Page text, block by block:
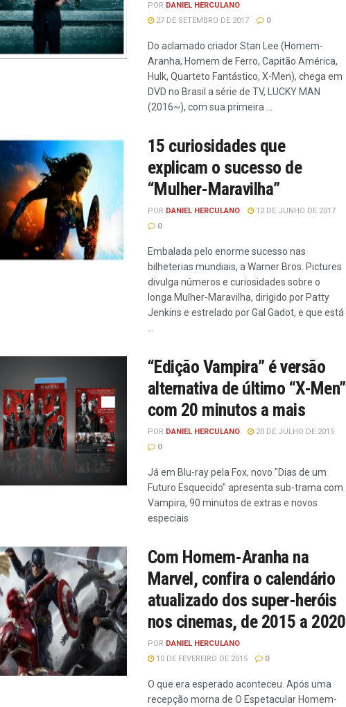
POR DANIEL HERCULANO
27 DE SETEMBRO DE 2017
0
Do aclamado criador Stan Lee (Homem-
Aranha, Homem de Ferro, Capitão América,
Hulk, Quarteto Fantástico, X-Men), chega em
DVD no Brasil a série de TV, LUCKY MAN
(2016~), com sua primeira ...
15 curiosidades que
explicam o sucesso de
“Mulher-Maravilha”
POR DANIEL HERCULANO
12 DE JUNHO DE 2017
0
Embalada pelo enorme sucesso nas
bilheterias mundiais, a Warner Bros. Pictures
divulga números e curiosidades sobre o
longa Mulher-Maravilha, dirigido por Patty
Jenkins e estrelado por Gal Gadot, e que está
“Edição Vampira” é versão
alternativa de último “X-Men”
com 20 minutos a mais
POR DANIEL HERCULANO
20 DE JULHO DE 2015
0
Já em Blu-ray pela Fox, novo "Dias de um
Futuro Esquecido" apresenta sub-trama com
Vampira, 90 minutos de extras e novos
especiais
Com Homem-Aranha na
Marvel, confira o calendário
atualizado dos super-heróis
nos cinemas, de 2015 a 2020
POR DANIEL HERCULANO
10 DE FEVEREIRO DE 2015
0
O que era esperado aconteceu. Após uma
recepção morna de O Espetacular Homem-